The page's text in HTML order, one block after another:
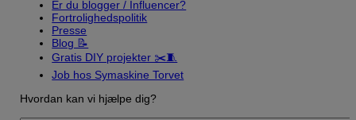
Er du blogger / Influencer?
Fortrolighedspolitik
Presse
Blog 📝
Gratis DIY projekter ✂️🧵
Job hos Symaskine Torvet
Hvordan kan vi hjælpe dig?